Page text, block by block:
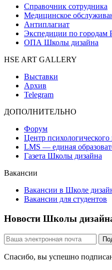
Справочник сотрудника
Медицинское
Антиплагиат
Экспедиции по городам
ОПА Школы дизайна
HSE ART GALLERY
Выставки
Архив
Telegram
ДОПОЛНИТЕЛЬНО
Форум
Центр психологического
LMS — единая
Газета Школы дизайна
Вакансии
Вакансии в Школе
Вакансии для студентов
Новости Школы
Спасибо, вы успешно